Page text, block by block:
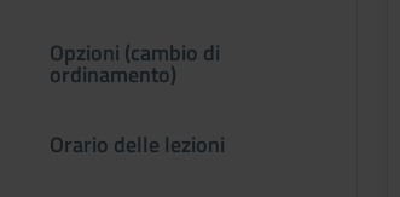
Opzioni (cambio di
ordinamento)
Orario delle lezioni